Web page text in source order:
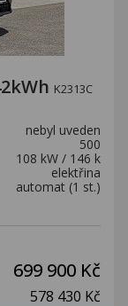
K2313C
nebyl uveden
500
108 kW / 146 k
elektřina
automat (1 st.)
699 900 Kč
578 430 Kč